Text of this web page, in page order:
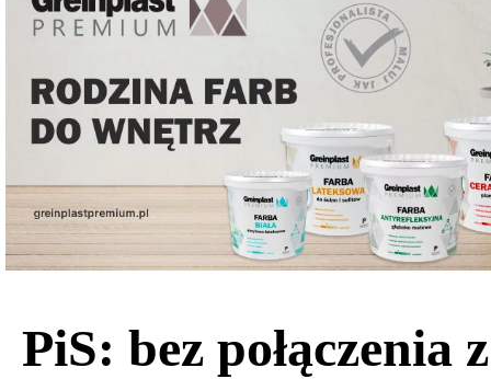
PiS: bez połączenia